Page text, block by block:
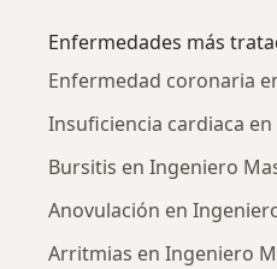
Enfermedades más
Enfermedad coronaria
Insuficiencia cardiaca
Bursitis en Ingeniero
Anovulación en
Arritmias en Ingeniero